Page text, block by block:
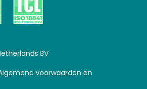
BV
voorwaarden en